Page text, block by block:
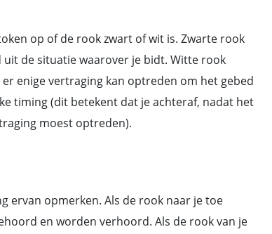
op of de rook zwart of wit is. Zwarte rook
de situatie waarover je bidt. Witte rook
enige vertraging kan optreden om het gebed
timing (dit betekent dat je achteraf, nadat het
moest optreden).
ervan opmerken. Als de rook naar je toe
en worden verhoord. Als de rook van je